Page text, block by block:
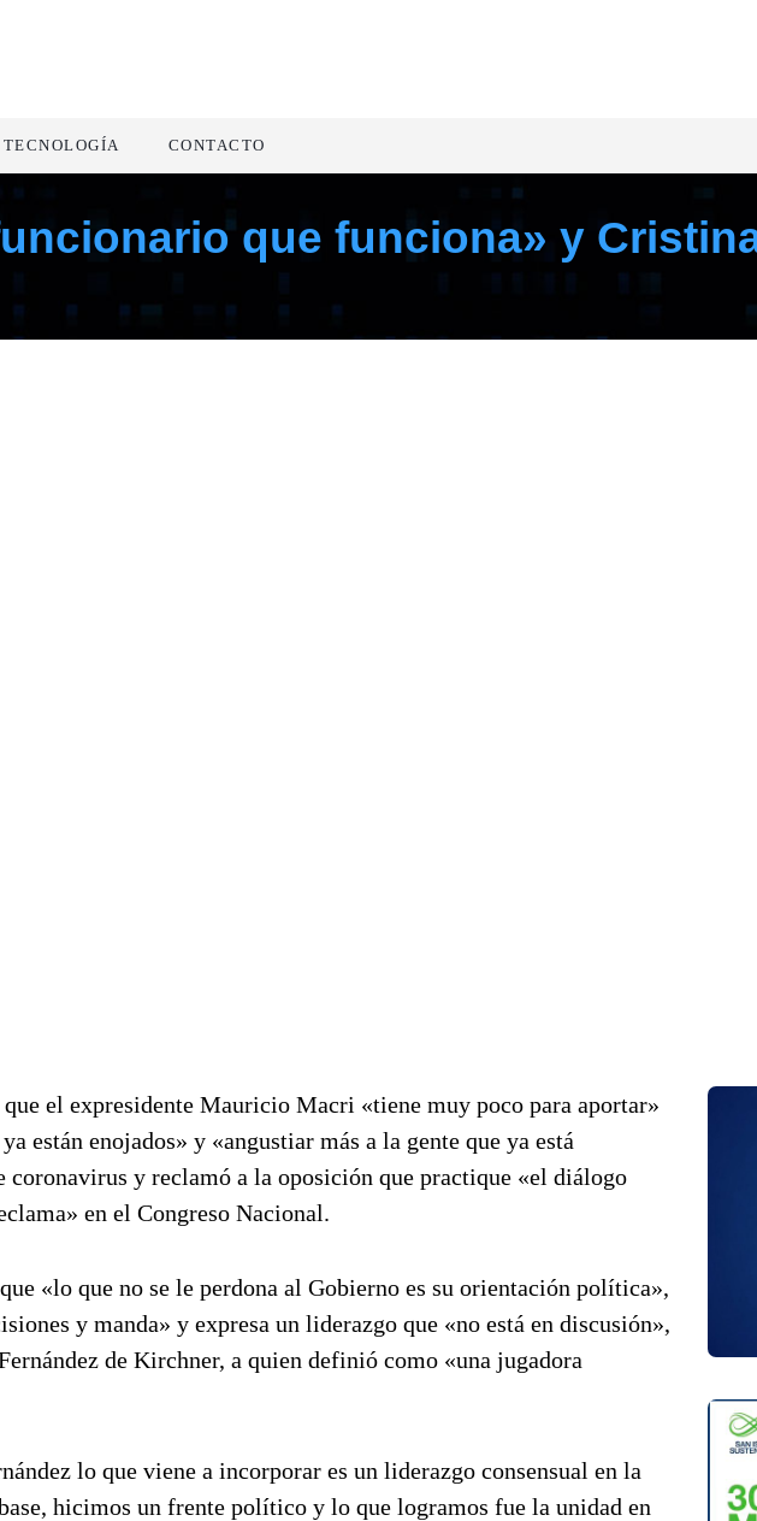
TECNOLOGÍA CONTACTO
que funciona» y
el expresidente Mauricio Macri «tiene muy poco para aportar»
están enojados» y «angustiar más a la gente que ya está
coronavirus y reclamó a la oposición que practique «el diálogo
en el Congreso Nacional.
«lo que no se le perdona al Gobierno es su orientación política»,
y manda» y expresa un liderazgo que «no está en discusión»,
de Kirchner, a quien definió como «una jugadora
lo que viene a incorporar es un liderazgo consensual en la
hicimos un frente político y lo que logramos fue la unidad en